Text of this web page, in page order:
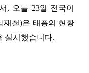
, 오늘 23일 전국이
재철)은 태풍의 현황
실시했습니다.